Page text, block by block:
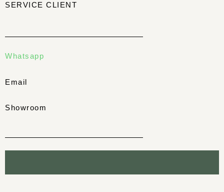
SERVICE CLIENT
Whatsapp
Email
Showroom